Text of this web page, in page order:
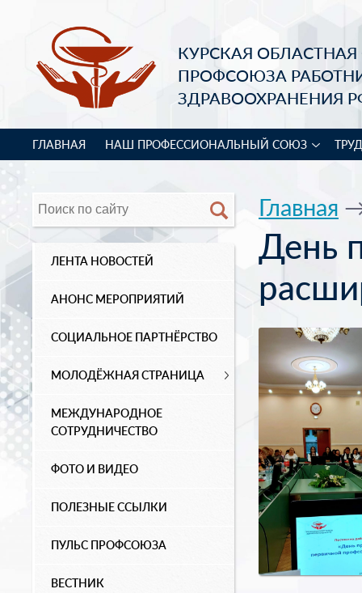
КУРСКАЯ
ПРОФСОЮЗА
ЗДРАВООХРАНЕНИЯ
ГЛАВНАЯ НАШ ПРОФЕССИОНАЛЬНЫЙ СОЮЗ
ЛЕНТА НОВОСТЕЙ
АНОНС МЕРОПРИЯТИЙ
СОЦИАЛЬНОЕ ПАРТНЁРСТВО
МОЛОДЁЖНАЯ СТРАНИЦА
МЕЖДУНАРОДНОЕ
СОТРУДНИЧЕСТВО
ФОТО И ВИДЕО
ПОЛЕЗНЫЕ ССЫЛКИ
ПУЛЬС ПРОФСОЮЗА
ВЕСТНИК
Главная
День